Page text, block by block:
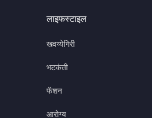
लाइफस्टाइल
खवय्येगिरी
भटकंती
फॅशन
आरोग्य